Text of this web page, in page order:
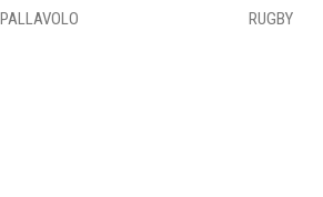
PALLAVOLO RUGBY